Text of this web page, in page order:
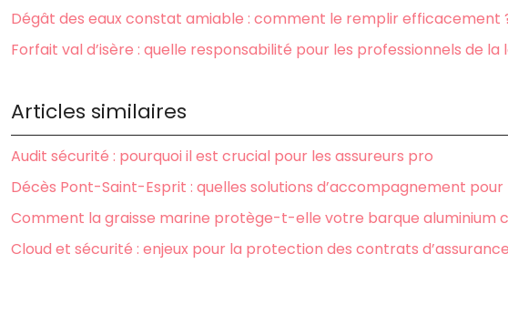
Dégât des eaux constat amiable : comment le remplir efficacement
Forfait val d’isère : quelle responsabilité pour les professionnels de la
Articles similaires
Audit sécurité : pourquoi il est crucial pour les assureurs pro
Décès Pont-Saint-Esprit : quelles solutions d’accompagnement pour
Comment la graisse marine protège-t-elle votre barque aluminium
Cloud et sécurité : enjeux pour la protection des contrats